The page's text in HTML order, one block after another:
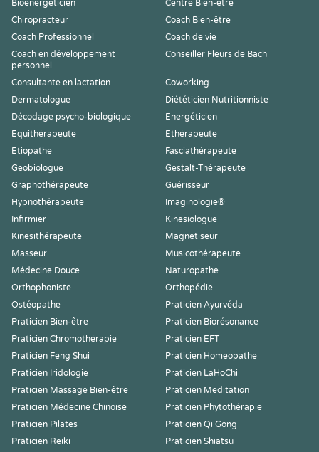
Bioénergéticien
Centre Bien-être
Chiropracteur
Coach Bien-être
Coach Professionnel
Coach de vie
Coach en développement
personnel
Conseiller Fleurs de Bach
Consultante en lactation
Coworking
Dermatologue
Diététicien Nutritionniste
Décodage psycho-biologique
Energéticien
Equithérapeute
Ethérapeute
Etiopathe
Fasciathérapeute
Geobiologue
Gestalt-Thérapeute
Graphothérapeute
Guérisseur
Hypnothérapeute
Imaginologie®
Infirmier
Kinesiologue
Kinesithérapeute
Magnetiseur
Masseur
Musicothérapeute
Médecine Douce
Naturopathe
Orthophoniste
Orthopédie
Ostéopathe
Praticien Ayurvéda
Praticien Bien-être
Praticien Biorésonance
Praticien Chromothérapie
Praticien EFT
Praticien Feng Shui
Praticien Homeopathe
Praticien Iridologie
Praticien LaHoChi
Praticien Massage Bien-être
Praticien Meditation
Praticien Médecine Chinoise
Praticien Phytothérapie
Praticien Pilates
Praticien Qi Gong
Praticien Reiki
Praticien Shiatsu